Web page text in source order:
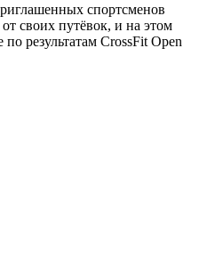
спортсменов
своих путёвок, и на этом
результатам CrossFit Open